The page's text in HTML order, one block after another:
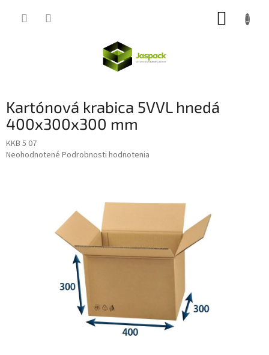
Kartónová krabica 5VVL hnedá
400x300x300 mm
KKB 5 07
Priemerné
Neohodnotené Podrobnosti hodnotenia